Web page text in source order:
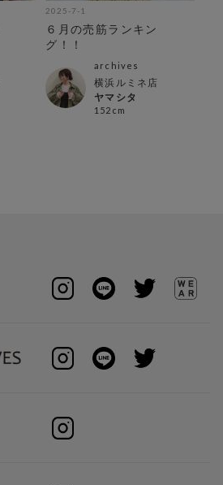
2025-7-1
６月の売筋ランキン
グ！！
archives
横浜ルミネ店
ヤマシタ
152cm